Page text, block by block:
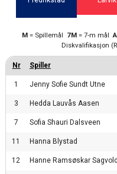
1 Jenny Sofie Sundt Utne
3 Hedda Lauvås Aasen
7 Sofia Shauri Dalsveen
11 Hanna Blystad
12 Hanne Ramsøskar Sagvold
M= Spillemål 7M= 7-m mål A
Diskvalifikasjon